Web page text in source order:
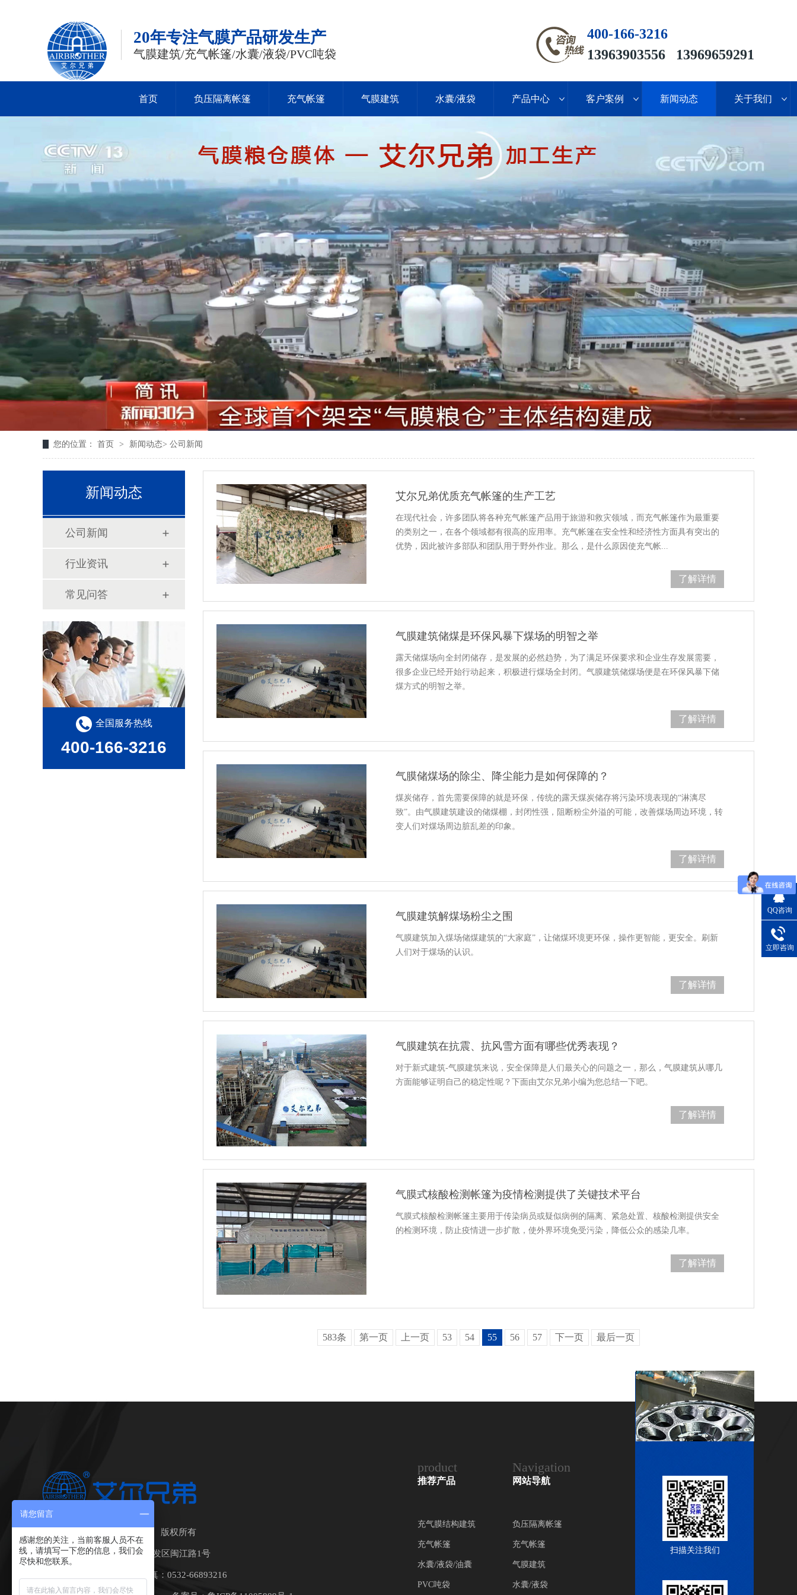
20年专注气膜产品研发生产
气膜建筑/充气帐篷/水囊/液袋/PVC吨袋
400-166-3216
13963903556 13969659291
首页 负压隔离帐篷 充气帐篷 气膜建筑 水囊/液袋 产品中心 客户案例 新闻动态 关于我们
您的位置： 首页 > 新闻动态> 公司新闻
艾尔兄弟优质充气帐篷的生产工艺
在现代社会，许多团队将各种充气帐篷产品用于旅游和救灾领域，而充气帐篷作为最重要
的类别之一，在各个领域都有很高的应用率。充气帐篷在安全性和经济性方面具有突出的
优势，因此被许多部队和团队用于野外作业。那么，是什么原因使充气帐...
了解详情
气膜建筑储煤是环保风暴下煤场的明智之举
露天储煤场向全封闭储存，是发展的必然趋势，为了满足环保要求和企业生存发展需要，
很多企业已经开始行动起来，积极进行煤场全封闭。气膜建筑储煤场便是在环保风暴下储
煤方式的明智之举。
了解详情
气膜储煤场的除尘、降尘能力是如何保障的？
煤炭储存，首先需要保障的就是环保，传统的露天煤炭储存将污染环境表现的“淋漓尽
致”。由气膜建筑建设的储煤棚，封闭性强，阻断粉尘外溢的可能，改善煤场周边环境，转
变人们对煤场周边脏乱差的印象。
了解详情
气膜建筑解煤场粉尘之围
气膜建筑加入煤场储煤建筑的“大家庭”，让储煤环境更环保，操作更智能，更安全。刷新
人们对于煤场的认识。
了解详情
气膜建筑在抗震、抗风雪方面有哪些优秀表现？
对于新式建筑-气膜建筑来说，安全保障是人们最关心的问题之一，那么，气膜建筑从哪几
方面能够证明自己的稳定性呢？下面由艾尔兄弟小编为您总结一下吧。
了解详情
气膜式核酸检测帐篷为疫情检测提供了关键技术平台
气膜式核酸检测帐篷主要用于传染病员或疑似病例的隔离、紧急处置、核酸检测提供安全
的检测环境，防止疫情进一步扩散，使外界环境免受污染，降低公众的感染几率。
了解详情
583条 第一页 上一页 53 54 55 56 57 下一页 最后一页
新闻动态
公司新闻
行业资讯
常见问答
全国服务热线
400-166-3216
青岛艾尔兄弟科技有限公司 版权所有
地址：中国•青岛莱西经济开发区闽江路1号
座机：0532-88492720 传真：0532-66893216
product
推荐产品
充气膜结构建筑
充气帐篷
水囊/液袋/油囊
PVC吨袋
Navigation
网站导航
负压隔离帐篷
充气帐篷
气膜建筑
水囊/液袋
扫描关注我们
QQ咨询
立即咨询
请您留言
感谢您的关注，当前客服人员不在
线，请填写一下您的信息，我们会
尽快和您联系。